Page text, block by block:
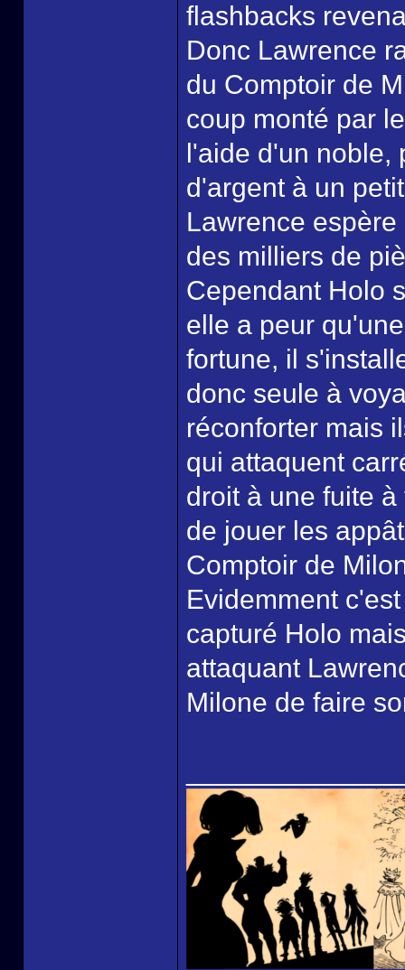
flashbacks
Donc Lawrence
du Comptoir de
coup monté par
l'aide d'un noble,
d'argent à un
Lawrence
des milliers de
Cependant Holo
elle a peur
fortune, il
donc seule à
réconforter mais
qui attaquent
droit à une fuite
de jouer les
Comptoir de
Evidemment
capturé Holo
attaquant
Milone de faire